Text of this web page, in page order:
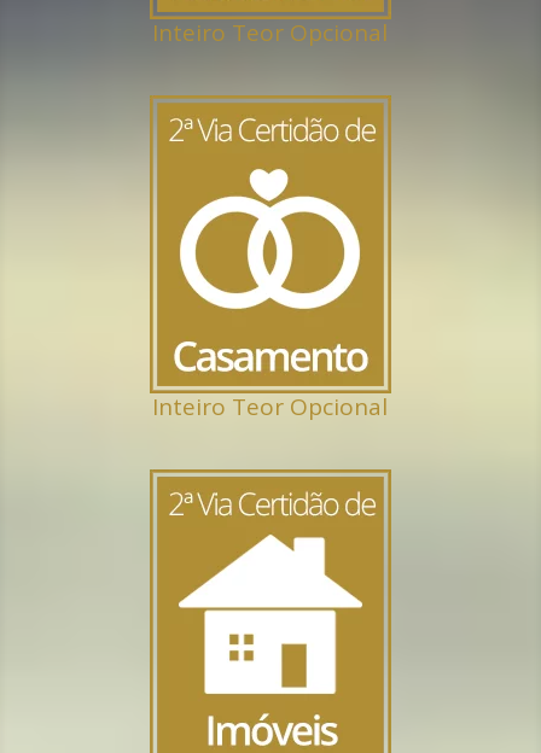
Inteiro Teor Opcional
Inteiro Teor Opcional